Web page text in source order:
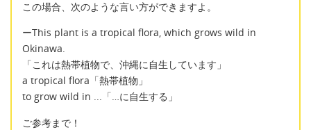
この場合、次のような言い方ができますよ。
ーThis plant is a tropical flora, which grows wild in
Okinawa.
「これは熱帯植物で、沖縄に自生しています」
a tropical flora「熱帯植物」
to grow wild in ...「…に自生する」
ご参考まで！